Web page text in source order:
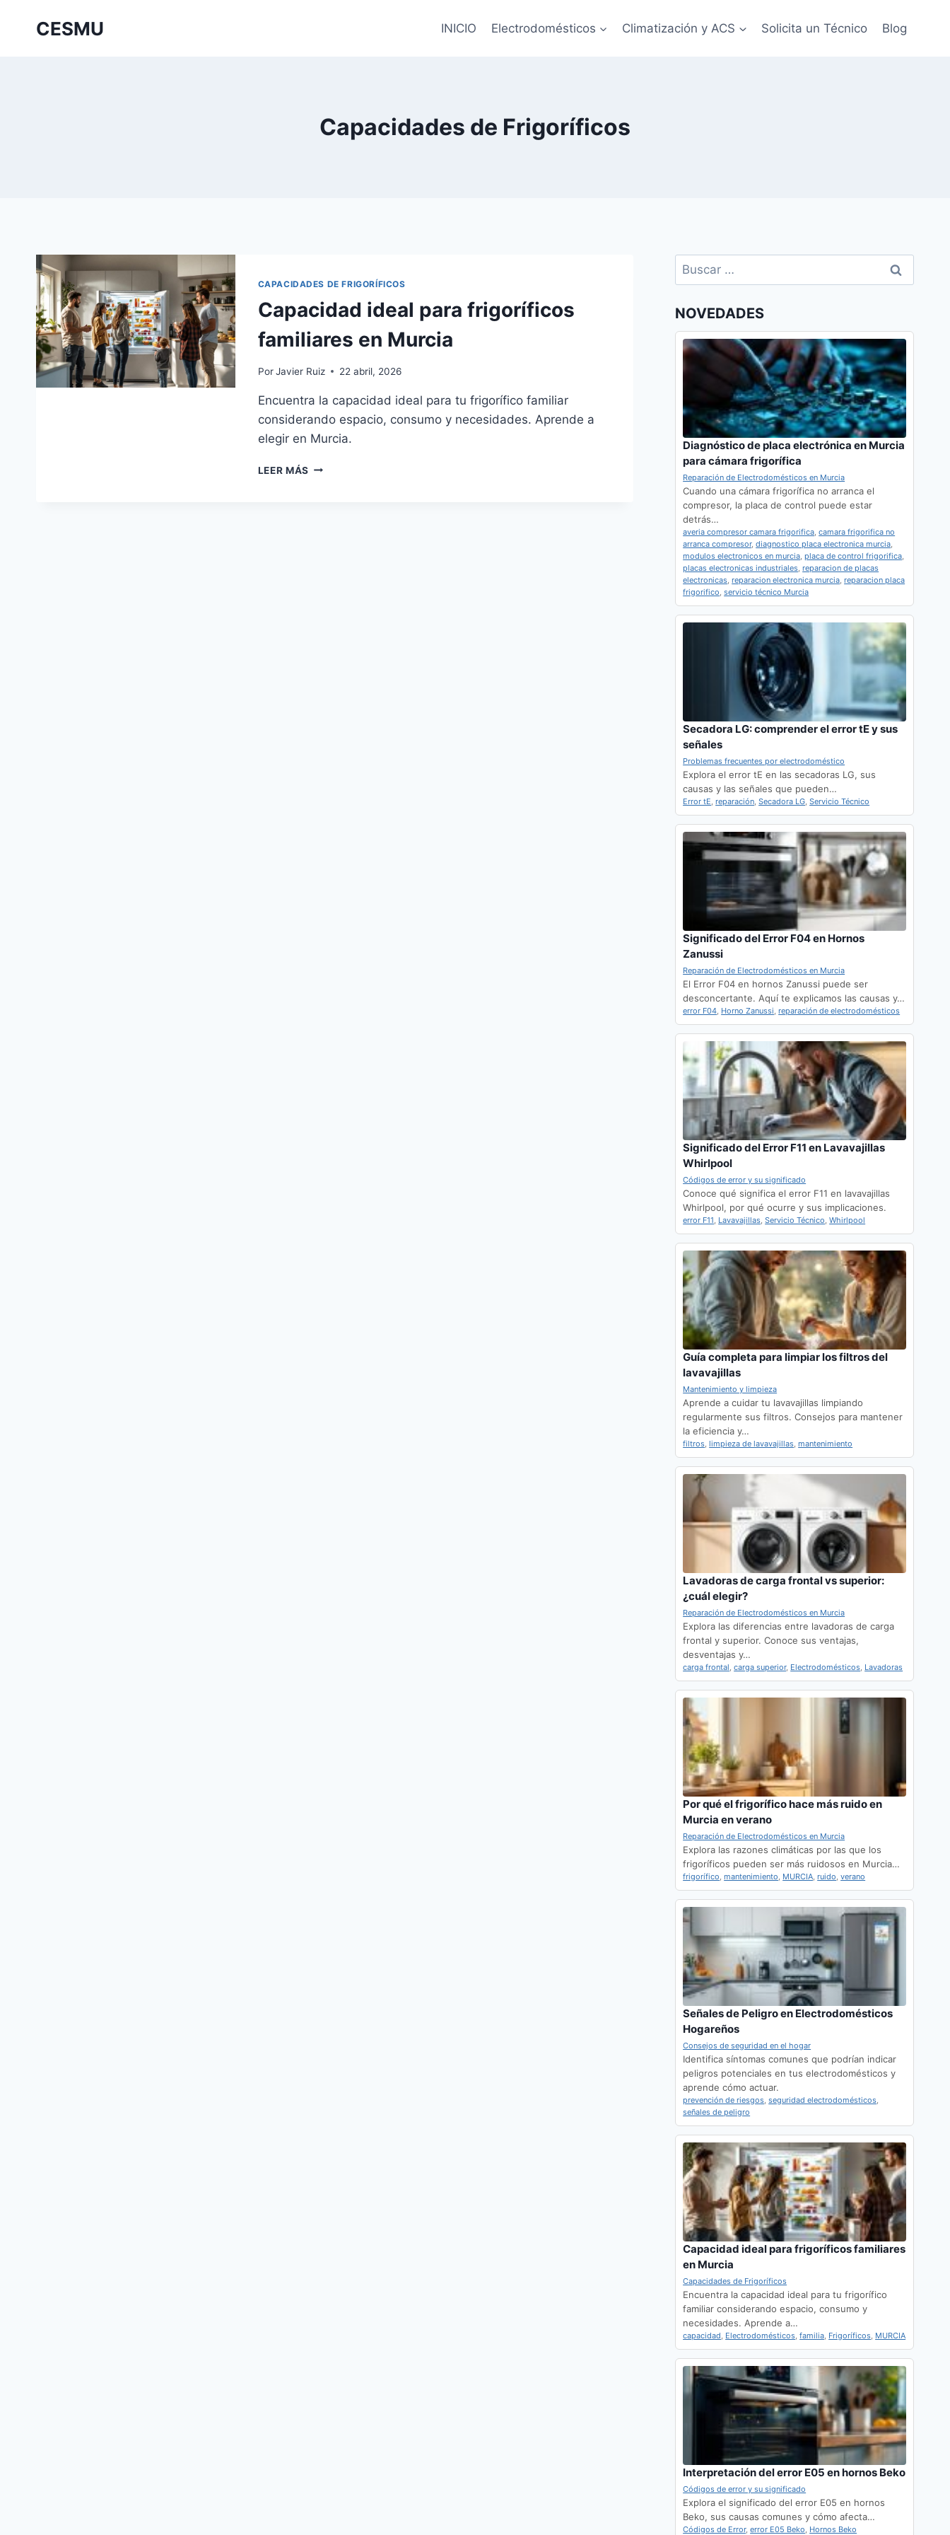
CESMU INICIO Electrodomésticos Climatización y ACS Solicita un Técnico Blog
Capacidades de Frigoríficos
CAPACIDADES DE FRIGORÍFICOS
Capacidad ideal para frigoríficos
familiares en Murcia
Por Javier Ruiz 22 abril, 2026
Encuentra la capacidad ideal para tu frigorífico familiar
considerando espacio, consumo y necesidades. Aprende a
elegir en Murcia.
LEER MÁS CAPACIDAD
Buscar:
NOVEDADES
Diagnóstico de placa electrónica en Murcia
para cámara frigorífica
Reparación de Electrodomésticos en Murcia
Cuando una cámara frigorífica no arranca el
compresor, la placa de control puede estar
detrás…
averia compresor camara frigorifica,camara frigorifica no
arranca compresor,diagnostico placa electronica murcia,
modulos electronicos en murcia,placa de control frigorifica,
placas electronicas industriales,reparacion de placas
electronicas,reparacion electronica murcia,reparacion placa
frigorifico,servicio técnico Murcia
Secadora LG: comprender el error tE y sus
señales
Problemas frecuentes por electrodoméstico
Explora el error tE en las secadoras LG, sus
causas y las señales que pueden…
Error tE,reparación,Secadora LG,Servicio Técnico
Significado del Error F04 en Hornos
Zanussi
Reparación de Electrodomésticos en Murcia
El Error F04 en hornos Zanussi puede ser
desconcertante. Aquí te explicamos las causas y…
error F04, Horno Zanussi,reparación de electrodomésticos
Significado del Error F11 en Lavavajillas
Whirlpool
Códigos de error y su significado
Conoce qué significa el error F11 en lavavajillas
Whirlpool, por qué ocurre y sus implicaciones.
error F11, Lavavajillas,Servicio Técnico,Whirlpool
Guía completa para limpiar los filtros del
lavavajillas
Mantenimiento y limpieza
Aprende a cuidar tu lavavajillas limpiando
regularmente sus filtros. Consejos para mantener
la eficiencia y…
filtros,limpieza de lavavajillas,mantenimiento
Lavadoras de carga frontal vs superior:
¿cuál elegir?
Reparación de Electrodomésticos en Murcia
Explora las diferencias entre lavadoras de carga
frontal y superior. Conoce sus ventajas,
desventajas y…
carga frontal,carga superior, Electrodomésticos, Lavadoras
Por qué el frigorífico hace más ruido en
Murcia en verano
Reparación de Electrodomésticos en Murcia
Explora las razones climáticas por las que los
frigoríficos pueden ser más ruidosos en Murcia…
frigorífico,mantenimiento, MURCIA,ruido,verano
Señales de Peligro en Electrodomésticos
Hogareños
Consejos de seguridad en el hogar
Identifica síntomas comunes que podrían indicar
peligros potenciales en tus electrodomésticos y
aprende cómo actuar.
prevención de riesgos,seguridad electrodomésticos,
señales de peligro
Capacidad ideal para frigoríficos familiares
en Murcia
Capacidades de Frigoríficos
Encuentra la capacidad ideal para tu frigorífico
familiar considerando espacio, consumo y
necesidades. Aprende a…
capacidad, Electrodomésticos,familia, Frigoríficos, MURCIA
Interpretación del error E05 en hornos Beko
Códigos de error y su significado
Explora el significado del error E05 en hornos
Beko, sus causas comunes y cómo afecta…
Códigos de Error,error E05 Beko, Hornos Beko